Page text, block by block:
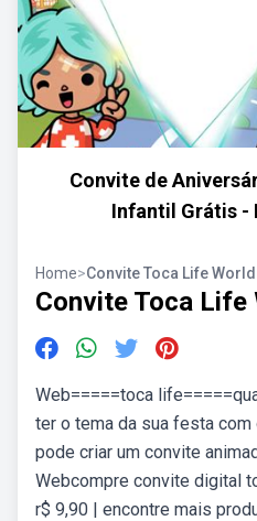
Convite de
Infantil Grátis -
Home>Convite Toca Life World
Convite Toca Life
Web=====toca
ter o tema da sua festa
pode criar um convite
Webcompre convite digital
r$ 9,90 | encontre mais